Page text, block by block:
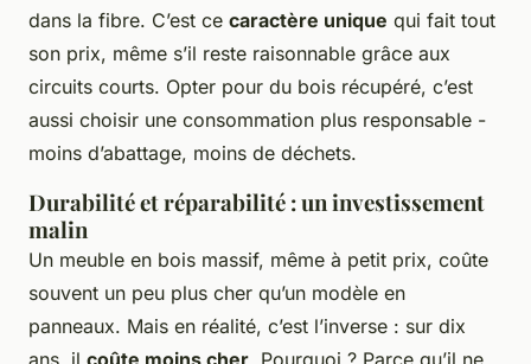
dans la fibre. C’est ce caractère unique qui fait tout
son prix, même s’il reste raisonnable grâce aux
circuits courts. Opter pour du bois récupéré, c’est
aussi choisir une consommation plus responsable -
moins d’abattage, moins de déchets.
Durabilité et réparabilité : un investissement
malin
Un meuble en bois massif, même à petit prix, coûte
souvent un peu plus cher qu’un modèle en
panneaux. Mais en réalité, c’est l’inverse : sur dix
ans, il coûte moins cher . Pourquoi ? Parce qu’il ne